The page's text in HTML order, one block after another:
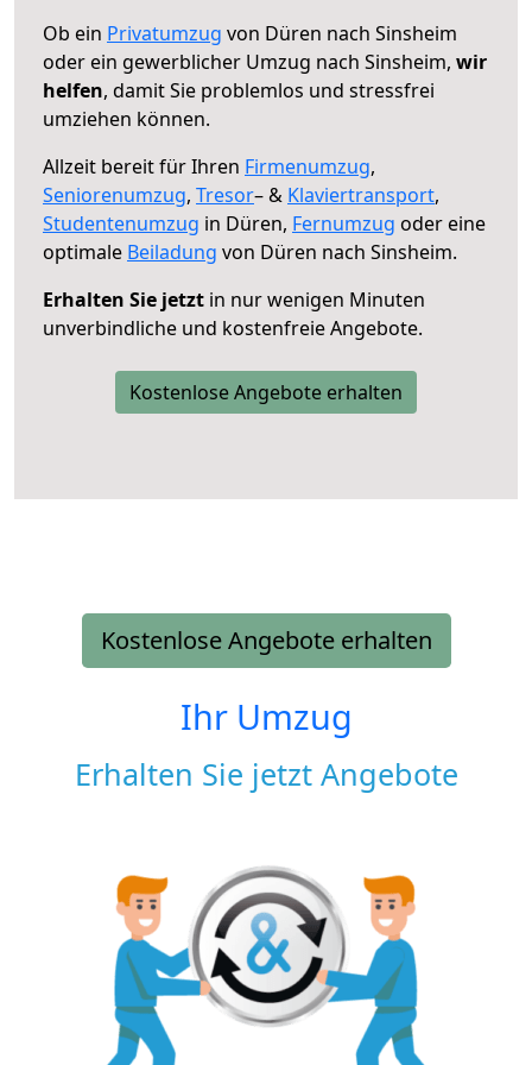
Ob ein Privatumzug von Düren nach Sinsheim
oder ein gewerblicher Umzug nach Sinsheim, wir
helfen, damit Sie problemlos und stressfrei
umziehen können.
Allzeit bereit für Ihren Firmenumzug,
Seniorenumzug, Tresor– & Klaviertransport,
Studentenumzug in Düren, Fernumzug oder eine
optimale Beiladung von Düren nach Sinsheim.
Erhalten Sie jetzt in nur wenigen Minuten
unverbindliche und kostenfreie Angebote.
Kostenlose Angebote erhalten
Kostenlose Angebote erhalten
Ihr Umzug
Erhalten Sie jetzt Angebote